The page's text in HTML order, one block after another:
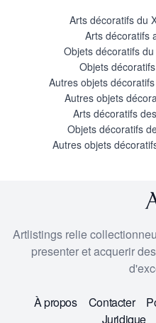
Arts décoratifs du
Arts décoratifs
Objets décoratifs
Objets
Autres objets
Autres objets
Arts décoratifs
Objets décoratifs
Autres objets
Artlistings relie
presenter et acquerir
À propos Contacter
Juridique